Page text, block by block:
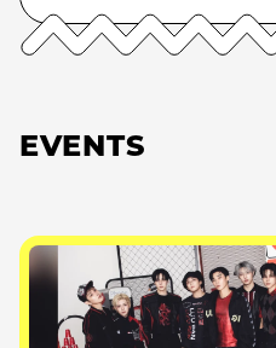
EVENTS